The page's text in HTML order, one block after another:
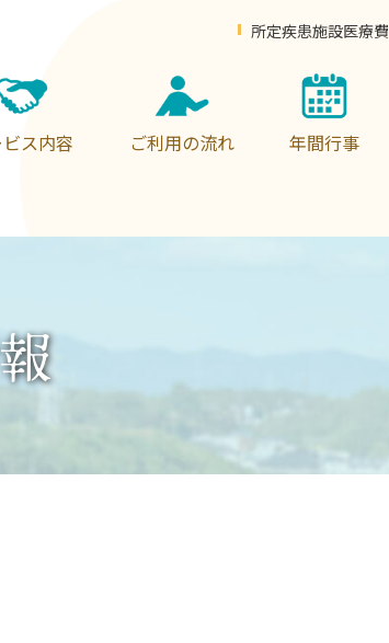
所定疾患施設医療費
ス内容 ご利用の流れ 年間行事